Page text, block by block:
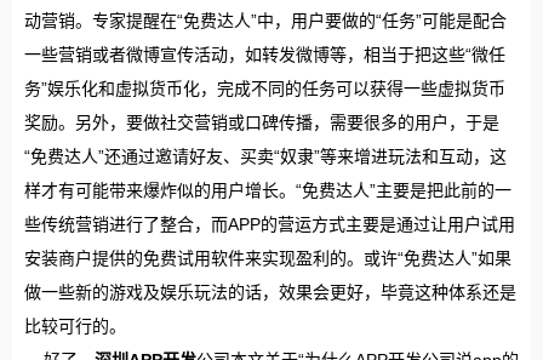
动营销。专家提醒在“免费达人”中，用户要做的“任务”可能是配合
一些营销或者微博宣传活动，如转发微博等，相当于把这些“微任
务”娱乐化和虚拟货币化，完成不同的任务可以获得一些虚拟货币
奖励。另外，要做社交营销或口碑传播，需要很多的用户，于是
“免费达人”还通过邀请好友、买卖“奴隶”等来增进玩法和互动，这
样才有可能带来爆炸似的用户增长。“免费达人”主要是把此前的一
些传统营销进行了整合，而APP的营运方式主要是通过让用户试用
安装商户提供的免费试用软件来实现盈利的。或许“免费达人”如果
做一些新的游戏及娱乐玩法的话，效果会更好，毕竟这种体系还是
比较可行的。